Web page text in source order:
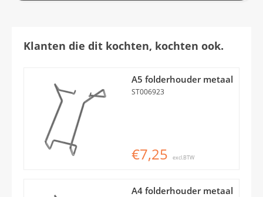
Klanten die dit kochten, kochten ook.
A5 folderhouder metaal
ST006923
€7,25 excl.BTW
A4 folderhouder metaal